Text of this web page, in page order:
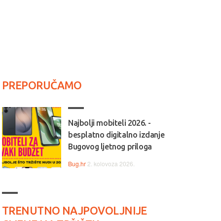
PREPORUČAMO
Najbolji mobiteli 2026. -
besplatno digitalno izdanje
Bugovog ljetnog priloga
Bug.hr 2. kolovoza 2026.
TRENUTNO NAJPOVOLJNIJE